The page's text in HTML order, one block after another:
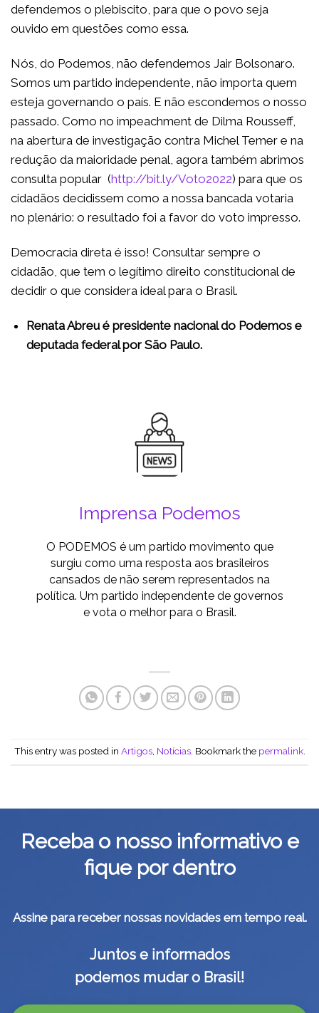
defendemos o plebiscito, para que o povo seja
ouvido em questões como essa.
Nós, do Podemos, não defendemos Jair Bolsonaro.
Somos um partido independente, não importa quem
esteja governando o país. E não escondemos o nosso
passado. Como no impeachment de Dilma Rousseff,
na abertura de investigação contra Michel Temer e na
redução da maioridade penal, agora também abrimos
consulta popular (http://bit.ly/Voto2022) para que os
cidadãos decidissem como a nossa bancada votaria
no plenário: o resultado foi a favor do voto impresso.
Democracia direta é isso! Consultar sempre o
cidadão, que tem o legítimo direito constitucional de
decidir o que considera ideal para o Brasil.
Renata Abreu é presidente nacional do Podemos e
deputada federal por São Paulo.
Imprensa Podemos
O PODEMOS é um partido movimento que
surgiu como uma resposta aos brasileiros
cansados de não serem representados na
política. Um partido independente de governos
e vota o melhor para o Brasil.
This entry was posted in Artigos, Notícias. Bookmark the permalink.
Receba o nosso informativo e
fique por dentro
Assine para receber nossas novidades em tempo real.
Juntos e informados
podemos mudar o Brasil!